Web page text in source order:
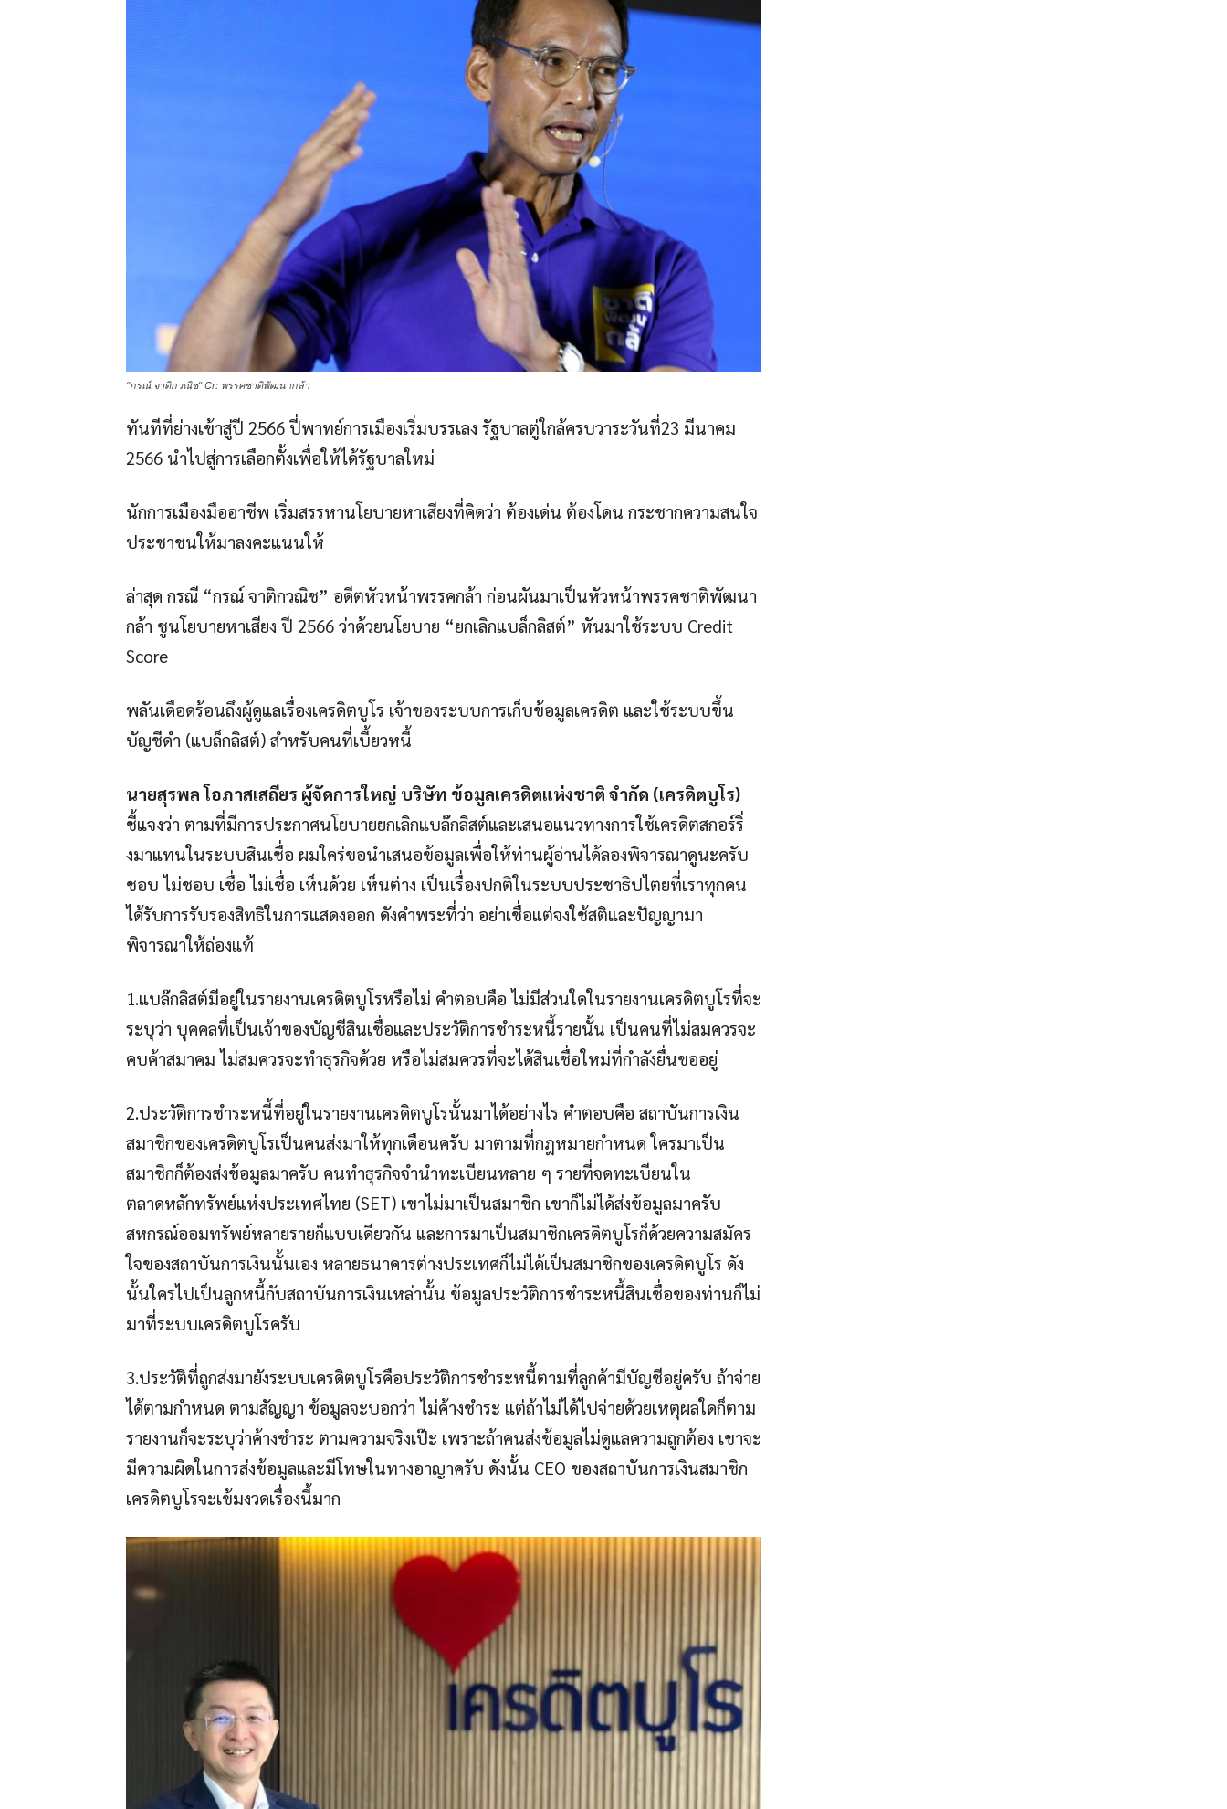
“กรณ์ จาติกวณิช” Cr: พรรคชาติพัฒนากล้า
ทันทีที่ย่างเข้าสู่ปี 2566 ปี่พาทย์การเมืองเริ่มบรรเลง รัฐบาลตู่ใกล้ครบวาระวันที่23 มีนาคม
2566 นำไปสู่การเลือกตั้งเพื่อให้ได้รัฐบาลใหม่
นักการเมืองมืออาชีพ เริ่มสรรหานโยบายหาเสียงที่คิดว่า ต้องเด่น ต้องโดน กระชากความสนใจ
ประชาชนให้มาลงคะแนนให้
ล่าสุด กรณี “กรณ์ จาติกวณิช” อดีตหัวหน้าพรรคกล้า ก่อนผันมาเป็นหัวหน้าพรรคชาติพัฒนา
กล้า ชูนโยบายหาเสียง ปี 2566 ว่าด้วยนโยบาย “ยกเลิกแบล็กลิสต์” หันมาใช้ระบบ Credit
Score
พลันเดือดร้อนถึงผู้ดูแลเรื่องเครดิตบูโร เจ้าของระบบการเก็บข้อมูลเครดิต และใช้ระบบขึ้น
บัญชีดำ (แบล็กลิสต์) สำหรับคนที่เบี้ยวหนี้
นายสุรพล โอภาสเสถียร ผู้จัดการใหญ่ บริษัท ข้อมูลเครดิตแห่งชาติ จำกัด (เครดิตบูโร)
ชี้แจงว่า ตามที่มีการประกาศนโยบายยกเลิกแบล๊กลิสต์และเสนอแนวทางการใช้เครดิตสกอร์ริ่
งมาแทนในระบบสินเชื่อ ผมใคร่ขอนำเสนอข้อมูลเพื่อให้ท่านผู้อ่านได้ลองพิจารณาดูนะครับ
ชอบ ไม่ชอบ เชื่อ ไม่เชื่อ เห็นด้วย เห็นต่าง เป็นเรื่องปกติในระบบประชาธิปไตยที่เราทุกคน
ได้รับการรับรองสิทธิในการแสดงออก ดังคำพระที่ว่า อย่าเชื่อแต่จงใช้สติและปัญญามา
พิจารณาให้ถ่องแท้
1.แบล๊กลิสต์มีอยู่ในรายงานเครดิตบูโรหรือไม่ คำตอบคือ ไม่มีส่วนใดในรายงานเครดิตบูโรที่จะ
ระบุว่า บุคคลที่เป็นเจ้าของบัญชีสินเชื่อและประวัติการชำระหนี้รายนั้น เป็นคนที่ไม่สมควรจะ
คบค้าสมาคม ไม่สมควรจะทำธุรกิจด้วย หรือไม่สมควรที่จะได้สินเชื่อใหม่ที่กำลังยื่นขออยู่
2.ประวัติการชำระหนี้ที่อยู่ในรายงานเครดิตบูโรนั้นมาได้อย่างไร คำตอบคือ สถาบันการเงิน
สมาชิกของเครดิตบูโรเป็นคนส่งมาให้ทุกเดือนครับ มาตามที่กฎหมายกำหนด ใครมาเป็น
สมาชิกก็ต้องส่งข้อมูลมาครับ คนทำธุรกิจจำนำทะเบียนหลาย ๆ รายที่จดทะเบียนใน
ตลาดหลักทรัพย์แห่งประเทศไทย (SET) เขาไม่มาเป็นสมาชิก เขาก็ไม่ได้ส่งข้อมูลมาครับ
สหกรณ์ออมทรัพย์หลายรายก็แบบเดียวกัน และการมาเป็นสมาชิกเครดิตบูโรก็ด้วยความสมัคร
ใจของสถาบันการเงินนั้นเอง หลายธนาคารต่างประเทศก็ไม่ได้เป็นสมาชิกของเครดิตบูโร ดัง
นั้นใครไปเป็นลูกหนี้กับสถาบันการเงินเหล่านั้น ข้อมูลประวัติการชำระหนี้สินเชื่อของท่านก็ไม่
มาที่ระบบเครดิตบูโรครับ
3.ประวัติที่ถูกส่งมายังระบบเครดิตบูโรคือประวัติการชำระหนี้ตามที่ลูกค้ามีบัญชีอยู่ครับ ถ้าจ่าย
ได้ตามกำหนด ตามสัญญา ข้อมูลจะบอกว่า ไม่ค้างชำระ แต่ถ้าไม่ได้ไปจ่ายด้วยเหตุผลใดก็ตาม
รายงานก็จะระบุว่าค้างชำระ ตามความจริงเป๊ะ เพราะถ้าคนส่งข้อมูลไม่ดูแลความถูกต้อง เขาจะ
มีความผิดในการส่งข้อมูลและมีโทษในทางอาญาครับ ดังนั้น CEO ของสถาบันการเงินสมาชิก
เครดิตบูโรจะเข้มงวดเรื่องนี้มาก